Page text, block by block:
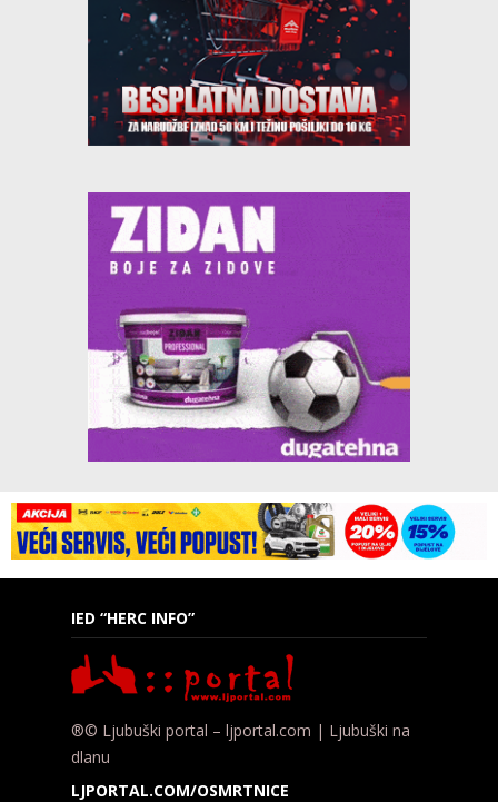
IED “HERC INFO”
®© Ljubuški portal – ljportal.com | Ljubuški na
dlanu
LJPORTAL.COM/OSMRTNICE